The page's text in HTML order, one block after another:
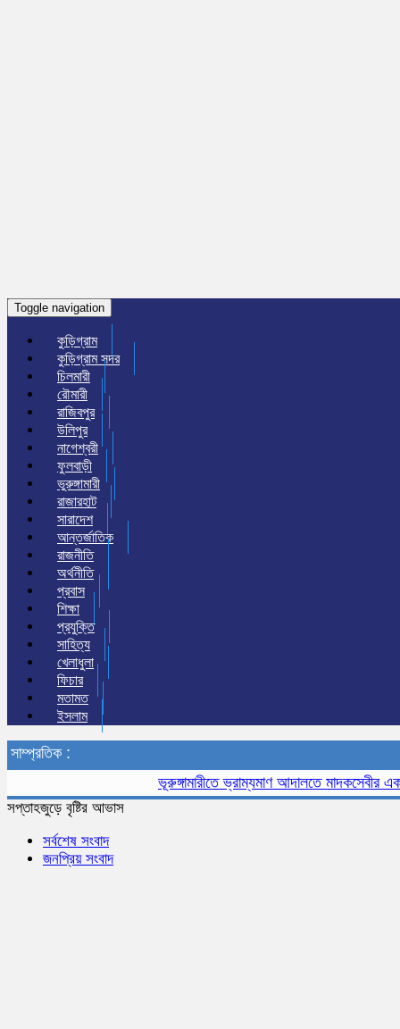
Toggle navigation
কুড়িগ্রাম
কুড়িগ্রাম সদর
চিলমারী
রৌমারী
রাজিবপুর
উলিপুর
নাগেশ্বরী
ফুলবাড়ী
ভুরুঙ্গামারী
রাজারহাট
সারাদেশ
আন্তর্জাতিক
রাজনীতি
অর্থনীতি
প্রবাস
শিক্ষা
প্রযুক্তি
সাহিত্য
খেলাধুলা
ফিচার
মতামত
ইসলাম
সাম্প্রতিক :
ভূরুঙ্গামারীতে ভ্রাম্যমাণ আদালতে মাদকসেবীর এক
সপ্তাহজুড়ে বৃষ্টির আভাস
সর্বশেষ সংবাদ
জনপ্রিয় সংবাদ